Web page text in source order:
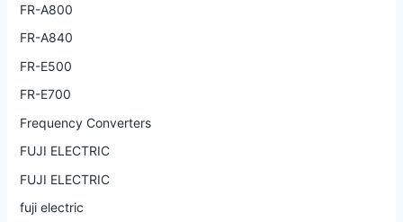
FR-A800
FR-A840
FR-E500
FR-E700
Frequency Converters
FUJI ELECTRIC
FUJI ELECTRIC
fuji electric